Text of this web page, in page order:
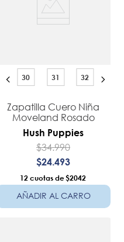
30 31 32
Zapatilla Cuero Niña
Moveland Rosado
Hush Puppies
$34.990
$24.493
12 $2042
AÑADIR AL CARRO